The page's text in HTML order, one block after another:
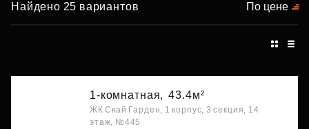
Найдено 25 вариантов По цене
1-комнатная, 43.4м²
ЖК Скай Гарден, 1 корпус, 3 секция, 14
этаж, №445